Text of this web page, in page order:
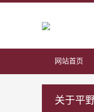
网站首页
关于平